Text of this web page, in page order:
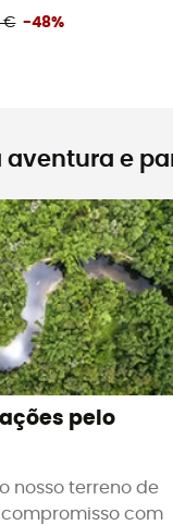
€ -48%
aventura e
pelo
nosso terreno de
compromisso com